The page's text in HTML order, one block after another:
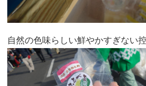
自然の色味らしい鮮やかすぎない